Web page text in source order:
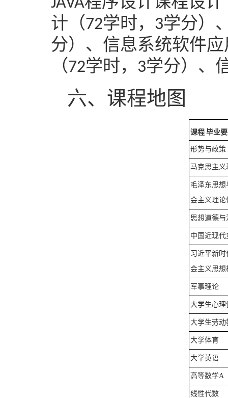
计（72学时， 3学分）
分）、信息系统软件
（72学时， 3学分）、
六、课程地图
课程 毕业
形势与政策
马克思主义
毛泽东思
会主义理论
思想道德与
中国近现代
习近平新
会主义思想
军事理论
大学生心理
大学生劳动
大学体育
大学英语
高等数学A
线性代数